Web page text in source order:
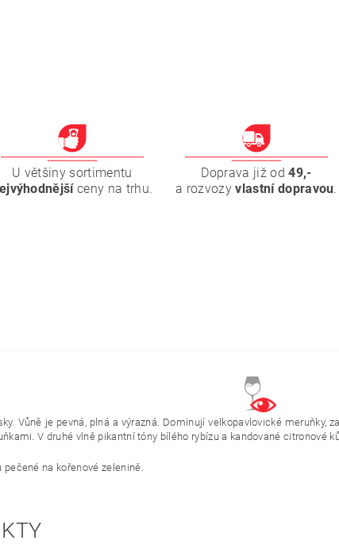
U většiny sortimentu
ceny na trhu.
Doprava již od49,-
a rozvozyvlastní dopravou.
Vůně je pevná, plná a výrazná. Dominují velkopavlovické
V druhé vlně pikantní tóny bílého rybízu a kandované citronové
na kořenové zelenině.